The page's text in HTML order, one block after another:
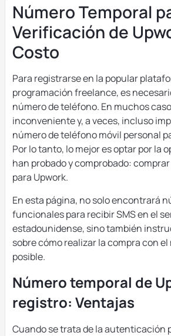
Número Temporal
Verificación de
Costo
Para registrarse en la popular
programación freelance, es
número de teléfono. En muchos
inconveniente y, a veces, incluso
número de teléfono móvil personal
Por lo tanto, lo mejor es optar por la
han probado y comprobado:
para Upwork.
En esta página, no solo encontrará
funcionales para recibir SMS en el
estadounidense, sino también
sobre cómo realizar la compra con
posible.
Número temporal de
registro: Ventajas
Cuando se trata de la autenticación